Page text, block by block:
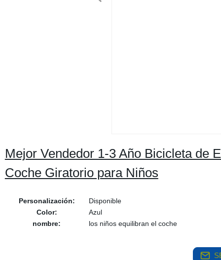
Mejor Vendedor 1-3 Año Bicicleta de
Coche Giratorio para Niños
Personalización:
Disponible
Color:
Azul
nombre:
los niños equilibran el coche